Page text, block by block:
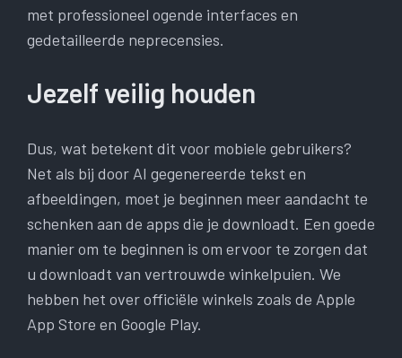
met professioneel ogende interfaces en
gedetailleerde neprecensies.
Jezelf veilig houden
Dus, wat betekent dit voor mobiele gebruikers?
Net als bij door AI gegenereerde tekst en
afbeeldingen, moet je beginnen meer aandacht te
schenken aan de apps die je downloadt. Een goede
manier om te beginnen is om ervoor te zorgen dat
u downloadt van vertrouwde winkelpuien. We
hebben het over officiële winkels zoals de Apple
App Store en Google Play.